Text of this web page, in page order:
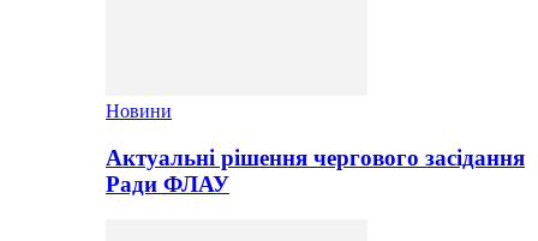
Новини
Актуальні рішення чергового засідання
Ради ФЛАУ